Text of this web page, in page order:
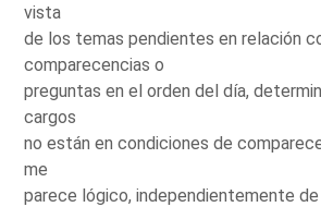
vista
de los temas pendientes en relación
comparecencias o
preguntas en el orden del día,
cargos
no están en condiciones de
me
parece lógico, independientemente